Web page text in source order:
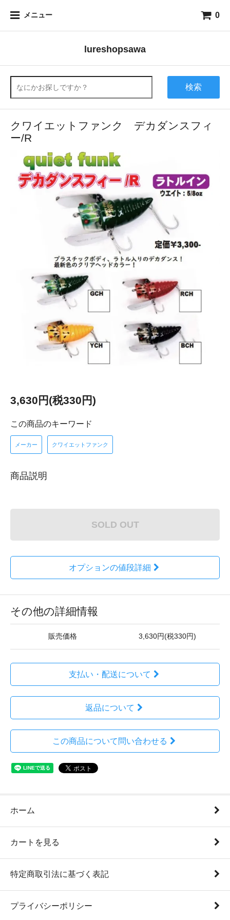
メニュー 0
lureshopsawa
検索
クワイエットファンク デカダンスフィ
ー/R
3,630円(税330円)
この商品のキーワード
メーカー クワイエットファンク
商品説明
SOLD OUT
オプションの値段詳細
その他の詳細情報
販売価格 3,630円(税330円)
支払い・配送について
返品について
この商品について問い合わせる
ホーム
カートを見る
特定商取引法に基づく表記
プライバシーポリシー